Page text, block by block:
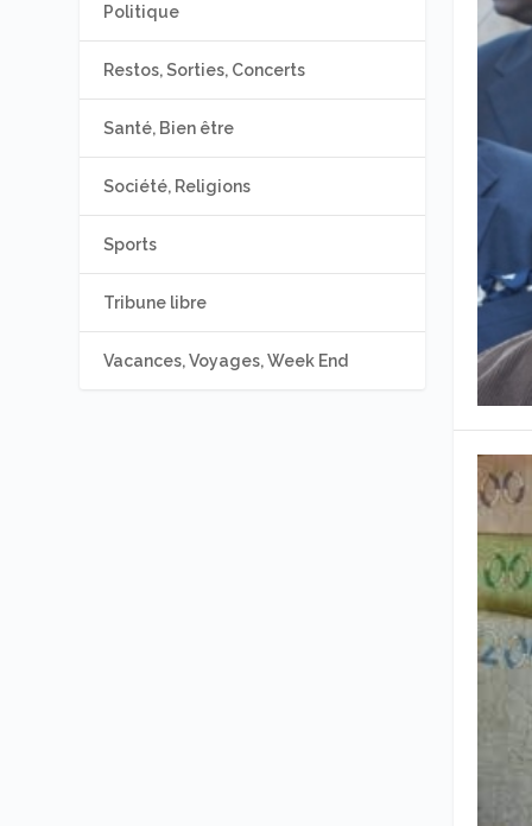
Politique
Restos, Sorties, Concerts
Santé, Bien être
Société, Religions
Sports
Tribune libre
Vacances, Voyages, Week End